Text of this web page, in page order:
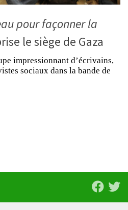
pour façonner la
le siège de Gaza
impressionnant d’écrivains,
sociaux dans la bande de